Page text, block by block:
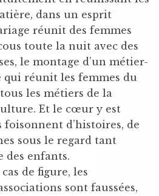
dans un esprit
réunit des femmes
toute la nuit avec des
le montage d’un métier-
qui réunit les femmes du
les métiers de la
Et le cœur y est
foisonnent d’histoires, de
sous le regard tant
des enfants.
de figure, les
sont faussées,